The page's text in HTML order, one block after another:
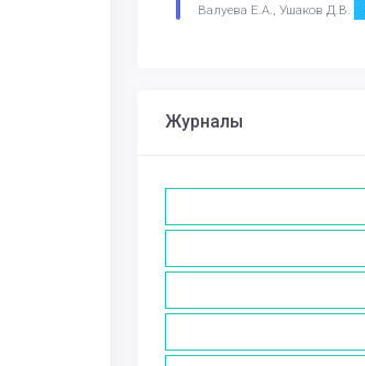
Валуева Е.А., Ушаков Д.В.
Журналы